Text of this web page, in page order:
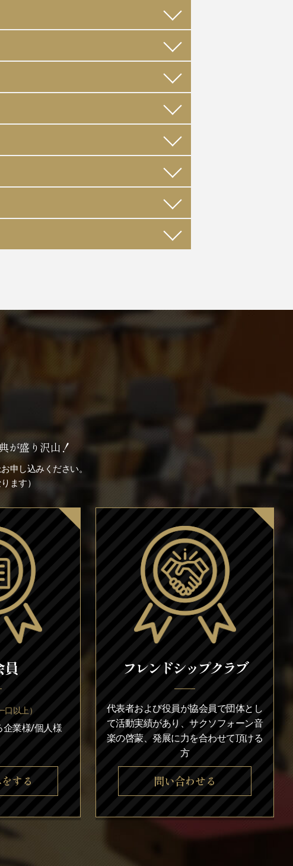
が盛り沢山！
申し込みください。
ます）
員
以上）
企業様/個人様
する
フレンドシップクラブ
代表者および役員が協会員で団体とし
て活動実績があり、サクソフォーン音
楽の啓蒙、発展に力を合わせて頂ける
方
問い合わせる